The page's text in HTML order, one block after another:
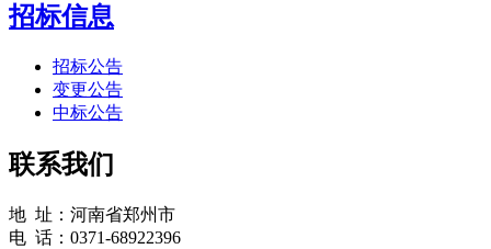
招标信息
招标公告
变更公告
中标公告
联系我们
地 址：河南省郑州市
电 话：0371-68922396